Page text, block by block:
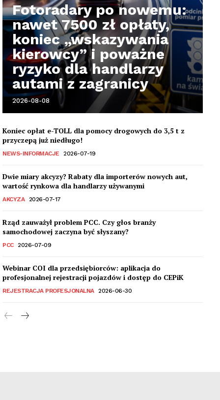
Fotoradary po nowemu:
nawet 7500 zł opłaty,
koniec „wskazywania
kierowcy” i poważne
ryzyko dla handlarzy
autami z zagranicy
2026-08-08
Koniec opłat e-TOLL dla pomocy drogowych do 3,5 t z
przyczepą już niedługo!
NEWS-INFORMACJE 2026-07-19
Dwie miary akcyzy? Rabaty dla importerów nowych aut,
wartość rynkowa dla handlarzy używanymi
AKCYZA 2026-07-17
Rząd zauważył problem PCC. Czy głos branży
samochodowej zaczyna być słyszany?
PCC 2026-07-09
Webinar COI dla przedsiębiorców: aplikacja do
profesjonalnej rejestracji pojazdów i dostęp do CEPiK
REJESTRACJA PROFESJONALNA 2026-06-30